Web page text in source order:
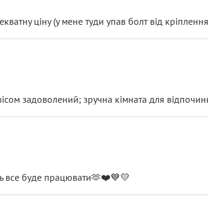
ціну (у мене туди упав болт від
задоволений; зручна кімната для
все буде працювати🫶❤️💙💛